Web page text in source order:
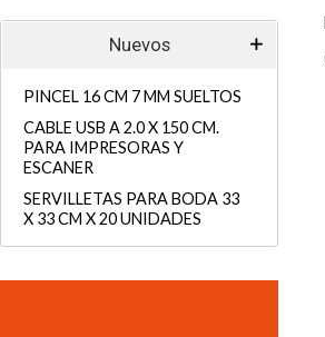
Nuevos
PINCEL 16 CM 7 MM SUELTOS
CABLE USB A 2.0 X 150 CM.
PARA IMPRESORAS Y
ESCANER
SERVILLETAS PARA BODA 33
X 33 CM X 20 UNIDADES